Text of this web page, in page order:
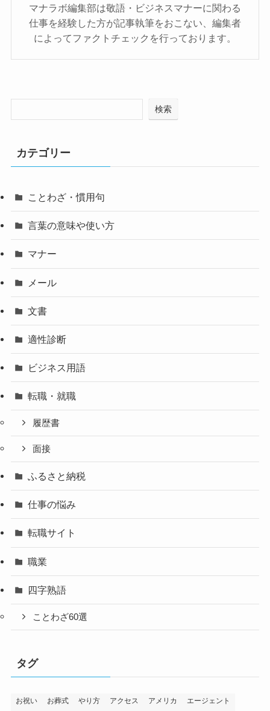
マナラボ編集部は敬語・ビジネスマナーに関わる
仕事を経験した方が記事執筆をおこない、編集者
によってファクトチェックを行っております。
検索
カテゴリー
ことわざ・慣用句
言葉の意味や使い方
マナー
メール
文書
適性診断
ビジネス用語
転職・就職
履歴書
面接
ふるさと納税
仕事の悩み
転職サイト
職業
四字熟語
ことわざ60選
タグ
お祝い お葬式 やり方 アクセス アメリカ
エージェント